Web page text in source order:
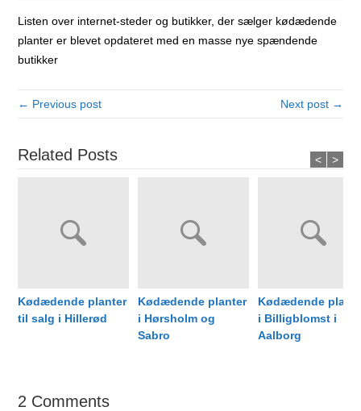
Listen over internet-steder og butikker, der sælger kødædende
planter er blevet opdateret med en masse nye spændende
butikker
← Previous post Next post →
Related Posts
Kødædende planter
til salg i Hillerød
Kødædende planter
i Hørsholm og
Sabro
Kødædende
i Billigblomst i
Aalborg
< >
2 Comments